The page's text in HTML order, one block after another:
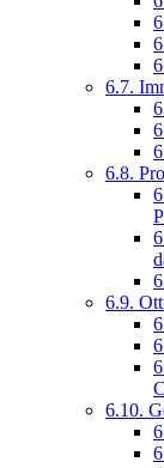
6.7.
6.8.
6.9.
6.10.